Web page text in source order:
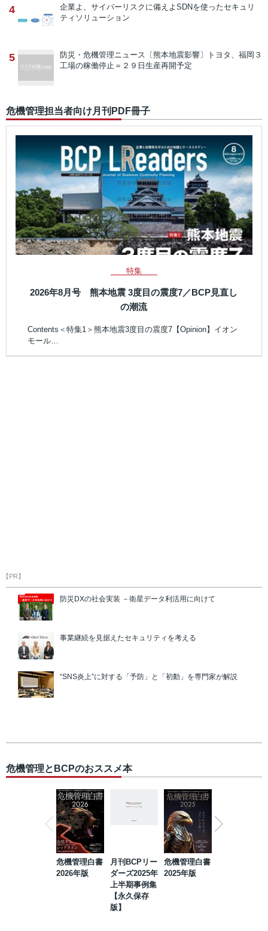
4 企業よ、サイバーリスクに備えよ SDNを使ったセキュリ
ティソリューション
5 防災・危機管理ニュース 〔熊本地震影響〕トヨタ、福岡３
工場の稼働停止＝２９日生産再開予定
危機管理担当者向け月刊PDF冊子
特集
2026年8月号 熊本地震 3度目の震度7／BCP見直し
の潮流
Contents＜特集1＞熊本地震3度目の震度7【Opinion】イオン
モール…
【PR】
防災DXの社会実装 －衛星データ利活用に向けて
事業継続を見据えたセキュリティを考える
“SNS炎上”に対する「予防」と「初動」を専門家が解説
危機管理とBCPのおススメ本
危機管理白書
2026年版
月刊BCPリー
ダーズ2025年
上半期事例集
【永久保存
版】
危機管理白書
2025年版